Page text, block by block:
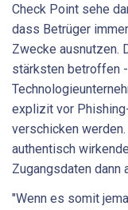
Check Point sehe
dass Betrüger
Zwecke ausnutzen.
stärksten betroffen
explizit vor
verschicken
authentisch
Zugangsdaten dann
"Wenn es somit